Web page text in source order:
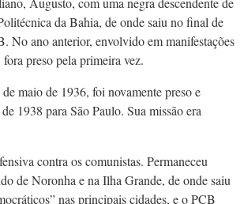
da Bahia, de onde saiu no final de
No ano anterior, envolvido em manifestações
fora preso pela primeira vez.
de maio de 1936, foi novamente preso e
1938 para São Paulo. Sua missão era
contra os comunistas. Permaneceu
de Noronha e na Ilha Grande, de onde saiu
nas principais cidades, e o PCB